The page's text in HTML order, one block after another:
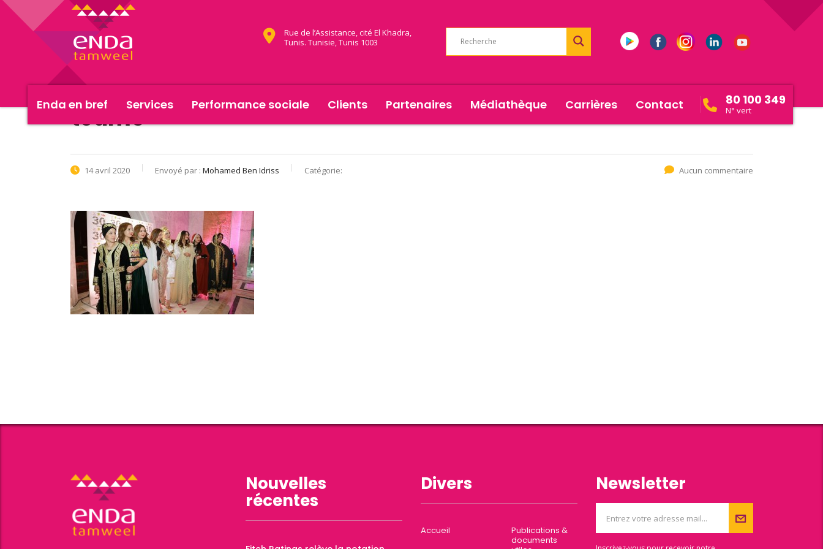
Rue de l’Assistance, cité El Khadra,
Tunis. Tunisie, Tunis 1003
Enda en bref Services Performance sociale Clients Partenaires Médiathèque Carrières Contact 80 100 349
N° vert
team3
14 avril 2020 Envoyé par : Mohamed Ben Idriss Catégorie: Aucun commentaire
Nouvelles
récentes
Divers
Accueil
Publications &
documents
Newsletter